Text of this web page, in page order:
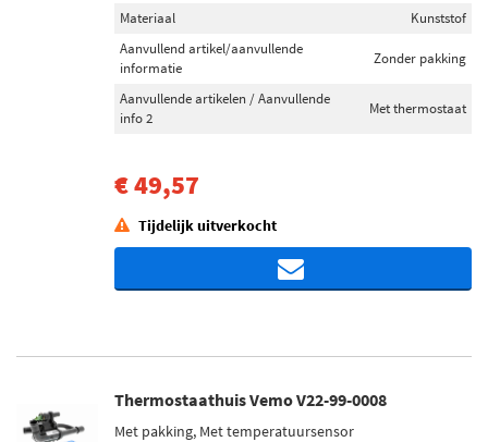
Materiaal
Kunststof
Aanvullend artikel/aanvullende
informatie
Zonder pakking
Aanvullende artikelen / Aanvullende
info 2
Met thermostaat
€ 49,57
Tijdelijk uitverkocht
Thermostaathuis Vemo V22-99-0008
Met pakking, Met temperatuursensor